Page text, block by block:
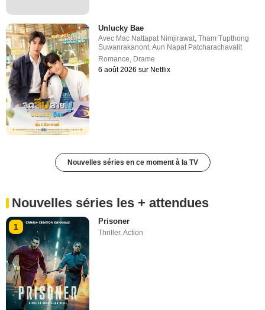
Unlucky Bae
Avec Mac Nattapat Nimjirawat,Tham Tupthong
Suwanrakanont,Aun Napat Patcharachavalit
Romance, Drame
6 août 2026 sur Netflix
Nouvelles séries en ce moment à la TV
Nouvelles séries les + attendues
1
Prisoner
Thriller,Action